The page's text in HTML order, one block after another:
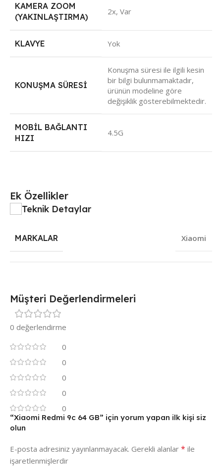
KAMERA ZOOM
(YAKINLAŞTIRMA)
2x, Var
KLAVYE Yok
KONUŞMA SÜRESI
Konuşma süresi ile ilgili kesin
bir bilgi bulunmamaktadır,
ürünün modeline göre
değişiklik gösterebilmektedir.
MOBIL BAĞLANTI
HIZI
4.5G
Ek Özellikler
Teknik Detaylar
MARKALAR Xiaomi
Müşteri Değerlendirmeleri
0 değerlendirme
0
0
0
0
0
“Xiaomi Redmi 9c 64 GB” için yorum yapan ilk kişi siz
olun
E-posta adresiniz yayınlanmayacak. Gerekli alanlar * ile
işaretlenmişlerdir